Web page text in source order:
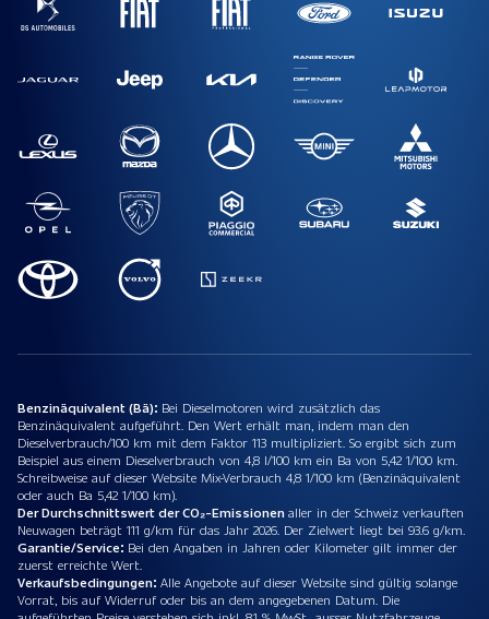
Benzinäquivalent (Bä): Bei Dieselmotoren wird zusätzlich das
Benzinäquivalent aufgeführt. Den Wert erhält man, indem man den
Dieselverbrauch/100 km mit dem Faktor 113 multipliziert. So ergibt sich zum
Beispiel aus einem Dieselverbrauch von 4,8 l/100 km ein Ba von 5,42 1/100 km.
Schreibweise auf dieser Website Mix-Verbrauch 4,8 1/100 km (Benzinäquivalent
oder auch Ba 5,42 1/100 km).
Der Durchschnittswert der CO₂-Emissionenaller in der Schweiz verkauften
Neuwagen beträgt 111 g/km für das Jahr 2026. Der Zielwert liegt bei 93.6 g/km.
Garantie/Service: Bei den Angaben in Jahren oder Kilometer gilt immer der
zuerst erreichte Wert.
Verkaufsbedingungen: Alle Angebote auf dieser Website sind gültig solange
Vorrat, bis auf Widerruf oder bis an dem angegebenen Datum. Die